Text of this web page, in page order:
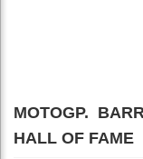
MOTOGP.
HALL OF FAME